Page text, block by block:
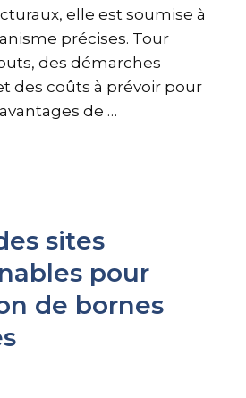
elle est soumise à
précises. Tour
des démarches
des coûts à prévoir pour
de …
sites
pour
de bornes